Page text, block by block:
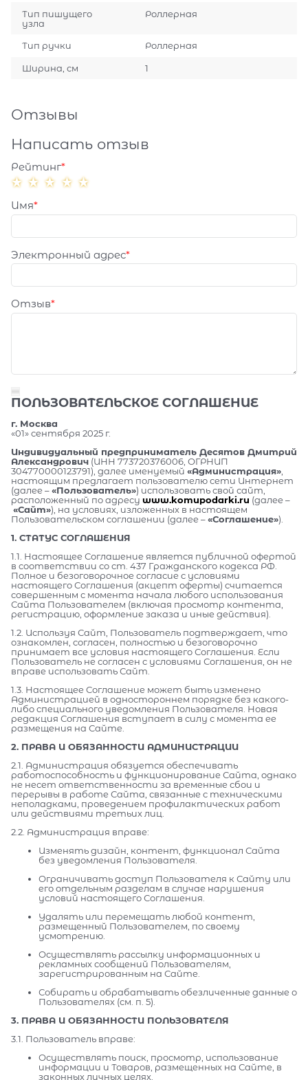
Тип пишущего
узла
Роллерная
Тип ручки Роллерная
Ширина, см 1
Отзывы
Написать отзыв
Рейтинг
Имя
Электронный адрес
Отзыв
ПОЛЬЗОВАТЕЛЬСКОЕ СОГЛАШЕНИЕ
г. Москва
«01» сентября 2025 г.
Индивидуальный предприниматель Десятов Дмитрий
Александрович (ИНН 773720376006, ОГРНИП
304770000123791), далее именуемый «Администрация»,
настоящим предлагает пользователю сети Интернет
(далее –«Пользователь») использовать свой сайт,
расположенный по адресу www.komupodarki.ru (далее –
«Сайт»), на условиях, изложенных в настоящем
Пользовательском соглашении (далее –«Соглашение»).
1. СТАТУС СОГЛАШЕНИЯ
1.1. Настоящее Соглашение является публичной офертой
в соответствии со ст. 437 Гражданского кодекса РФ.
Полное и безоговорочное согласие с условиями
настоящего Соглашения (акцепт оферты) считается
совершенным с момента начала любого использования
Сайта Пользователем (включая просмотр контента,
регистрацию, оформление заказа и иные действия).
1.2. Используя Сайт, Пользователь подтверждает, что
ознакомлен, согласен, полностью и безоговорочно
принимает все условия настоящего Соглашения. Если
Пользователь не согласен с условиями Соглашения, он не
вправе использовать Сайт.
1.3. Настоящее Соглашение может быть изменено
Администрацией в одностороннем порядке без какого-
либо специального уведомления Пользователя. Новая
редакция Соглашения вступает в силу с момента ее
размещения на Сайте.
2. ПРАВА И ОБЯЗАННОСТИ АДМИНИСТРАЦИИ
2.1. Администрация обязуется обеспечивать
работоспособность и функционирование Сайта, однако
не несет ответственности за временные сбои и
перерывы в работе Сайта, связанные с техническими
неполадками, проведением профилактических работ
или действиями третьих лиц.
2.2. Администрация вправе:
Изменять дизайн, контент, функционал Сайта
без уведомления Пользователя.
Ограничивать доступ Пользователя к Сайту или
его отдельным разделам в случае нарушения
условий настоящего Соглашения.
Удалять или перемещать любой контент,
размещенный Пользователем, по своему
усмотрению.
Осуществлять рассылку информационных и
рекламных сообщений Пользователям,
зарегистрированным на Сайте.
Собирать и обрабатывать обезличенные данные о
Пользователях (см. п. 5).
3. ПРАВА И ОБЯЗАННОСТИ ПОЛЬЗОВАТЕЛЯ
3.1. Пользователь вправе:
Осуществлять поиск, просмотр, использование
информации и Товаров, размещенных на Сайте, в
законных личных целях.